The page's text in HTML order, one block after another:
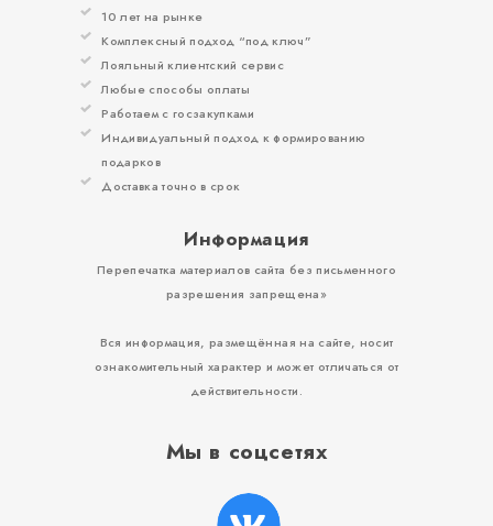
Мы в соцсетях
10 лет на рынке
Комплексный подход “под ключ”
Лояльный клиентский сервис
Любые способы оплаты
Работаем с госзакупками
Индивидуальный подход к формированию
подарков
Доставка точно в срок
Информация
Перепечатка материалов сайта без письменного
разрешения запрещена»
Вся информация, размещённая на сайте, носит
ознакомительный характер и может отличаться от
действительности.